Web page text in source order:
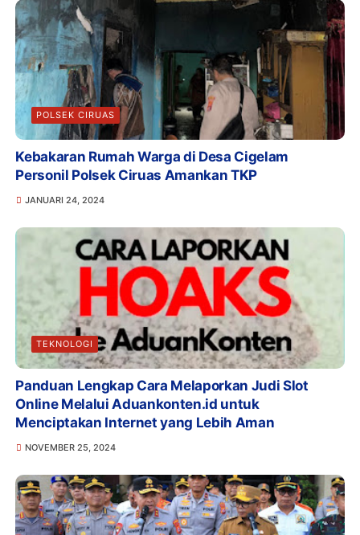
POLSEK CIRUAS
Kebakaran Rumah Warga di Desa Cigelam
Personil Polsek Ciruas Amankan TKP
JANUARI 24, 2024
TEKNOLOGI
Panduan Lengkap Cara Melaporkan Judi Slot
Online Melalui Aduankonten.id untuk
Menciptakan Internet yang Lebih Aman
NOVEMBER 25, 2024